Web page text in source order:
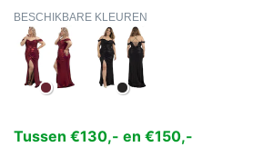
BESCHIKBARE KLEUREN
Tussen €130,- en €150,-